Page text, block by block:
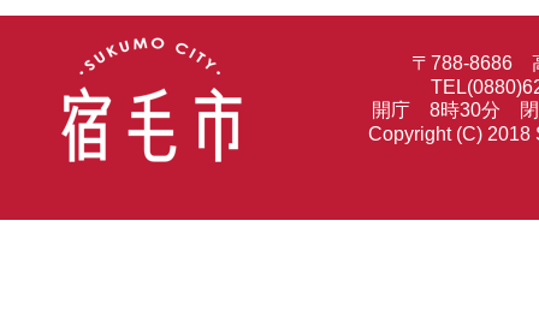
〒788-8686
開庁 8時30分 閉
Copyright (C) 2018